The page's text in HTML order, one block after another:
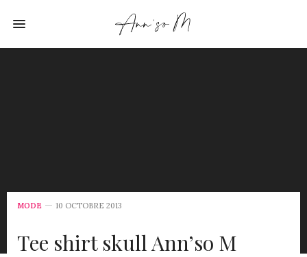
MODE 10 OCTOBRE 2013
Tee shirt skull Ann’so M